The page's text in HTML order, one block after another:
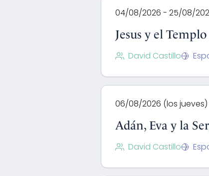
04/08/2026 - 25/08/2026
Jesus y el
David Castillo
06/08/2026 (los jueves)
Adán, Eva y la
David Castillo